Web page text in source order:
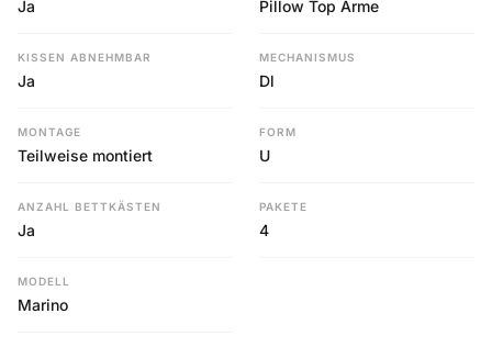
Ja Pillow Top Arme
KISSEN ABNEHMBAR
Ja
MECHANISMUS
Dl
MONTAGE
Teilweise montiert
FORM
U
ANZAHL BETTKÄSTEN
Ja
PAKETE
4
MODELL
Marino